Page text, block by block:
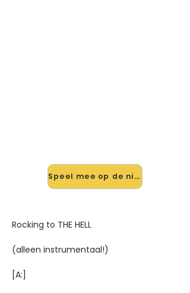
Speel mee op de nieuwe site →
Rocking to THE HELL
(alleen instrumentaal!)
[A:]